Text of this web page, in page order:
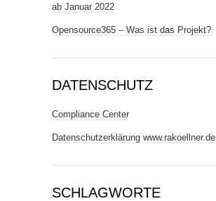
ab Januar 2022
Opensource365 – Was ist das Projekt?
DATENSCHUTZ
Compliance Center
Datenschutzerklärung www.rakoellner.de
SCHLAGWORTE